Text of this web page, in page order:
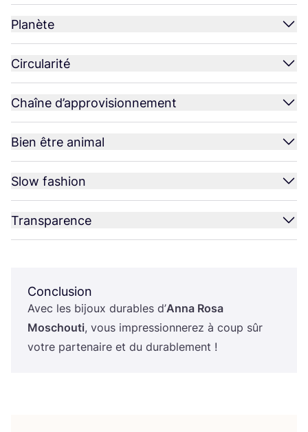
Planète
Circularité
Chaîne d’approvisionnement
Bien être animal
Slow fashion
Transparence
Conclusion
Avec les bijoux durables d’Anna Rosa
Moschou­ti, vous impres­sion­ne­rez à coup sûr
votre par­te­naire et du durablement !